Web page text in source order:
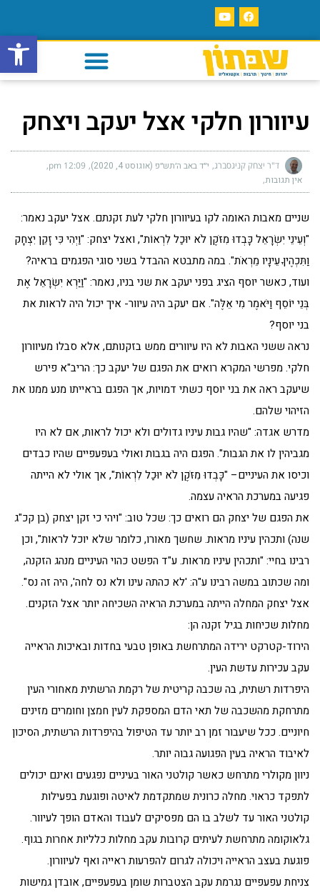
פתח
עיוורון חלקי אצל יעקב ויצחק
ד"ר יצחק קניגסברג י״ד באב ה׳תש״פ (אוגוסט 4, 2020) 12:09 pm
אין תגובות
שניים מאבות האומה לקו בעיוורון חלקי לעת זקנתם. אצל יעקב נאמר:
"וְעֵינֵי יִשְׂרָאֵל כָּבְדוּ מִזֹּקֶן לֹא יוּכַל לִרְאוֹת", ואצל יצחק: "וַיְהִי כִּי זָקֵן יִצְחָק
וַתִּכְהֶיןָ עֵינָיו מֵרְאֹת". במה מתבטא ההבדל בשני סוגי הפגמים בראיה?
ועוד, כאשר יוסף הציג בפני יעקב את שני בניו, נאמר: "וַיַּרְא יִשְׂרָאֵל אֶת
בְּנֵי יוֹסֵף וַיֹּאמֶר מִי אֵלֶּה". אם יעקב היה עיוור- איך יכול היה לראות את
בני יוסף?
נראה ששני האבות לא היו עיוורים ממש בזקנותם, אלא סבלו מעיוורון
חלקי. מפרשי המקרא רואים את הפגם של יעקב כך: הריב"א פירש
שיעקב ראה את בני יוסף כשתי דמויות, אך הפגם בראייתו מנע ממנו את
הזיהוי שלהם.
מדרש אגדה: "שהיו גבות עיניו גדולים ולא יכול לראות, אם לא היו
מגביהין לו את הגבות". הפגם היה בגבות ואולי בעפעפיים שהיו כבדים
וכיסו את העיניים– "כָּבְדוּ מִזֹּקֶן לֹא יוּכַל לִרְאוֹת", אך אולי לא הייתה
פגיעה במערכת הראיה עצמה.
את הפגם של יצחק הם רואים כך: שכל טוב: "ויהי כי זקן יצחק (בן קכ"ג
שנה) ותכהין עיניו מראות. שחשך מאורו, כלומר שלא יוכל לראות", וכן
רבינו בחיי: "ותכהין עיניו מראות. ע"ד הפשט כהוי העיניים מנהג הזקנה,
ומה שכתוב במשה רבינו ע"ה: 'לא כהתה עינו ולא נס לחה', היה זה נס".
אצל יצחק המחלה הייתה במערכת הראיה השכיחה יותר אצל הזקנים.
מחלות שכיחות בגיל זקנה הן:
הירוד-קטרקט ירידה המתרחשת באופן טבעי בחדות ובאיכות הראייה
עקב עכירות עדשת העין.
היפרדות רשתית, בה שכבה קריטית של רקמת הרשתית מאחורי העין
מתרחקת מהשכבה של תאי הדם המספקת לעין חמצן וחומרים מזינים
חיוניים. ככל שיעבור זמן רב יותר עד הטיפול בהיפרדות הרשתית, הסיכון
לאיבוד הראיה בעין הפגועה גבוה יותר.
ניוון מקולרי מתרחש כאשר קולטני האור בעיניים נפגעים ואינם יכולים
לתפקד כראוי. מחלה כרונית שמתקדמת לאיטה ופוגעת בפעילות
קולטני האור עד לשלב בו הם מפסיקים לעבוד והאדם הופך לעיוור.
גלאוקומה מתרחשת לעיתים קרובות עקב מחלות כלליות אחרות בגוף.
פוגעת בעצב הראייה ויכולה לגרום להפרעות ראייה ואף לעיוורון.
צניחת עפעפיים נגרמת עקב הצטברות שומן בעפעפיים, אובדן גמישות